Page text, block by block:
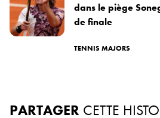
dans le piège
de finale
TENNIS MAJORS
PARTAGER CETTE